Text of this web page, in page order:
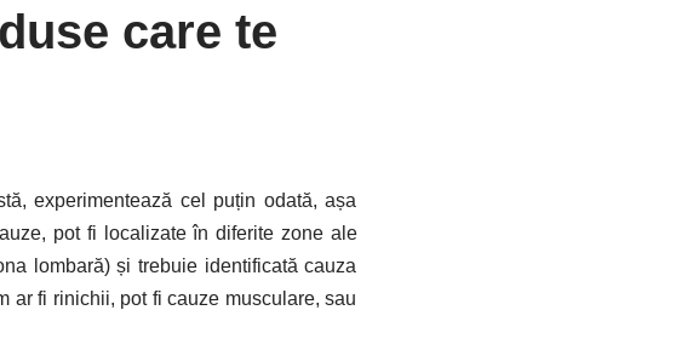
care te
experimentează cel puțin odată, așa
pot fi localizate în diferite zone ale
lombară) și trebuie identificată cauza
ar fi rinichii, pot fi cauze musculare, sau